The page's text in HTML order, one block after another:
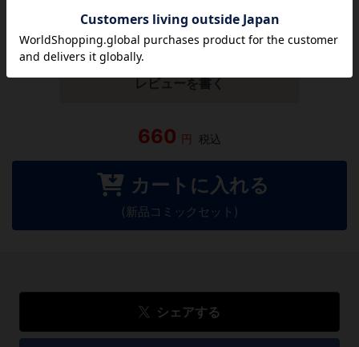
この作品にはまだレビューがありません。 今後読まれる
方のために感想を共有してもらえませんか？
レビューを書く
660 円 税込
カートに入れる
(新品コミックセット)
シェアする